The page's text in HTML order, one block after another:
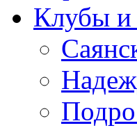
Клубы и